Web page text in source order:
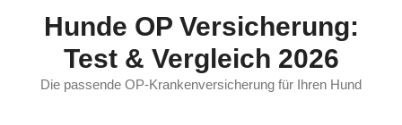
Hunde OP Versicherung:
Test & Vergleich 2026
Die passende OP-Krankenversicherung für Ihren Hund